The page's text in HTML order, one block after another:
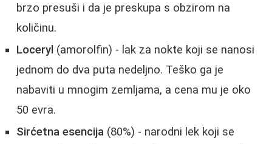
brzo presuši i da je preskupa s obzirom na
količinu.
Loceryl (amorolfin) - lak za nokte koji se nanosi
jednom do dva puta nedeljno. Teško ga je
nabaviti u mnogim zemljama, a cena mu je oko
50 evra.
Sirćetna esencija (80%) - narodni lek koji se